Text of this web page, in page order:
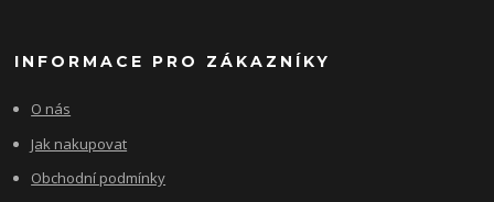
INFORMACE PRO ZÁKAZNÍKY
O nás
Jak nakupovat
Obchodní podmínky